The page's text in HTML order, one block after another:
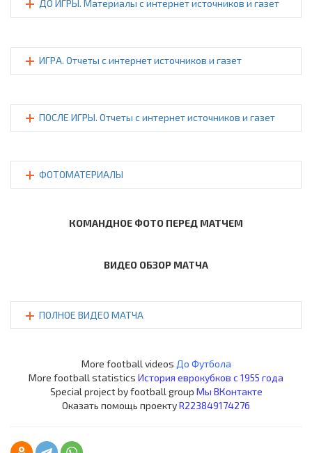
ДО ИГРЫ. Материалы с интернет источников и газет
ИГРА. Отчеты с интернет источников и газет
ПОСЛЕ ИГРЫ. Отчеты с интернет источников и газет
ФОТОМАТЕРИАЛЫ
КОМАНДНОЕ ФОТО ПЕРЕД МАТЧЕМ
ВИДЕО ОБЗОР МАТЧА
ПОЛНОЕ ВИДЕО МАТЧА
More football videos До Футбола
More football statistics История еврокубков с 1955 года
Special project by football group Мы ВКонтакте
Оказать помощь проектуR223849174276